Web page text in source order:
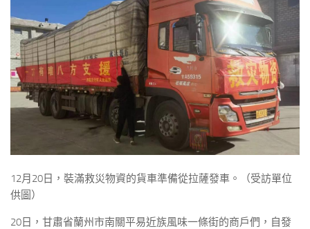
12月20日，裝滿救災物資的貨車準備從拉薩發車。（受訪單位
供圖）
20日，甘肅省蘭州市南關平易近族風味一條街的商戶們，自發